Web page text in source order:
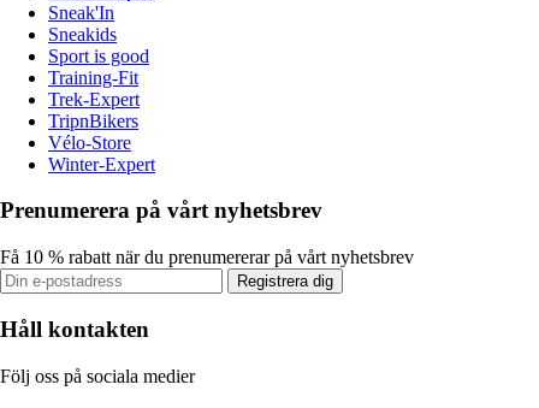
Sneak'In
Sneakids
Sport is good
Training-Fit
Trek-Expert
TripnBikers
Vélo-Store
Winter-Expert
Prenumerera på vårt nyhetsbrev
Få 10 % rabatt när du prenumererar på vårt nyhetsbrev
Registrera dig
Håll kontakten
Följ oss på sociala medier